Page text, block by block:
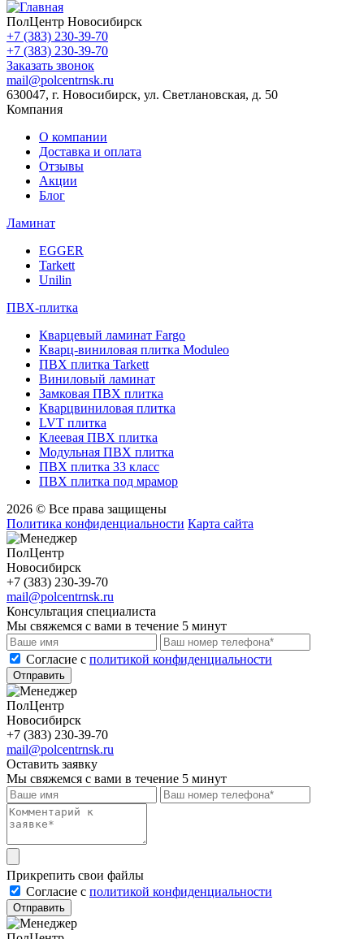
ПолЦентр Новосибирск
+7 (383) 230-39-70
+7 (383) 230-39-70
Заказать звонок
mail@polcentrnsk.ru
630047, г. Новосибирск, ул. Светлановская, д. 50
Компания
О компании
Доставка и оплата
Отзывы
Акции
Блог
Ламинат
EGGER
Tarkett
Unilin
ПВХ-плитка
Кварцевый ламинат Fargo
Кварц-виниловая плитка Moduleo
ПВХ плитка Tarkett
Виниловый ламинат
Замковая ПВХ плитка
Кварцвиниловая плитка
LVT плитка
Клеевая ПВХ плитка
Модульная ПВХ плитка
ПВХ плитка 33 класс
ПВХ плитка под мрамор
2026 © Все права защищены
Политика конфиденциальности Карта сайта
ПолЦентр
Новосибирск
+7 (383) 230-39-70
mail@polcentrnsk.ru
Консультация специалиста
Мы свяжемся с вами в течение 5 минут
Cогласие с политикой конфиденциальности
Отправить
ПолЦентр
Новосибирск
+7 (383) 230-39-70
mail@polcentrnsk.ru
Оставить заявку
Мы свяжемся с вами в течение 5 минут
Прикрепить свои файлы
Cогласие с политикой конфиденциальности
Отправить